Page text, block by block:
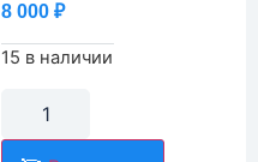
8 000 ₽
15 в наличии